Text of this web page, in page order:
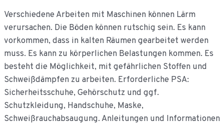
Verschiedene Arbeiten mit Maschinen können Lärm
verursachen. Die Böden können rutschig sein. Es kann
vorkommen, dass in kalten Räumen gearbeitet werden
muss. Es kann zu körperlichen Belastungen kommen. Es
besteht die Möglichkeit, mit gefährlichen Stoffen und
Schweißdämpfen zu arbeiten. Erforderliche PSA:
Sicherheitsschuhe, Gehörschutz und ggf.
Schutzkleidung, Handschuhe, Maske,
Schweißrauchabsaugung. Anleitungen und Informationen